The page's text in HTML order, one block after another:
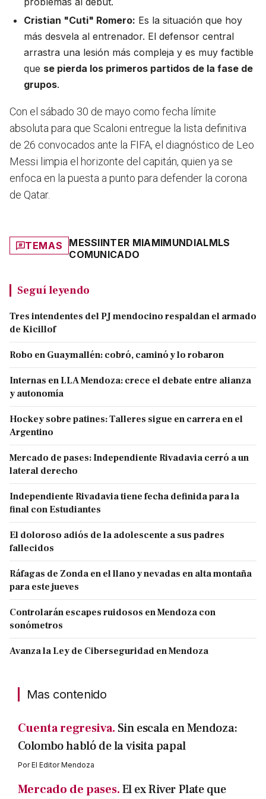
Cristian "Cuti" Romero: Es la situación que hoy
más desvela al entrenador. El defensor central
arrastra una lesión más compleja y es muy factible
que se pierda los primeros partidos de la fase de
grupos.
Con el sábado 30 de mayo como fecha límite
absoluta para que Scaloni entregue la lista definitiva
de 26 convocados ante la FIFA, el diagnóstico de Leo
Messi limpia el horizonte del capitán, quien ya se
enfoca en la puesta a punto para defender la corona
de Qatar.
TEMAS MESSIINTER MIAMIMUNDIALMLS
COMUNICADO
Seguí leyendo
Tres intendentes del PJ mendocino respaldan el armado
de Kicillof
Robo en Guaymallén: cobró, caminó y lo robaron
Internas en LLA Mendoza: crece el debate entre alianza
y autonomía
Hockey sobre patines: Talleres sigue en carrera en el
Argentino
Mercado de pases: Independiente Rivadavia cerró a un
lateral derecho
Independiente Rivadavia tiene fecha definida para la
final con Estudiantes
El doloroso adiós de la adolescente a sus padres
fallecidos
Ráfagas de Zonda en el llano y nevadas en alta montaña
para este jueves
Controlarán escapes ruidosos en Mendoza con
sonómetros
Avanza la Ley de Ciberseguridad en Mendoza
Mas contenido
Cuenta regresiva. Sin escala en Mendoza:
Colombo habló de la visita papal
PorEl Editor Mendoza
Mercado de pases.El ex River Plate que